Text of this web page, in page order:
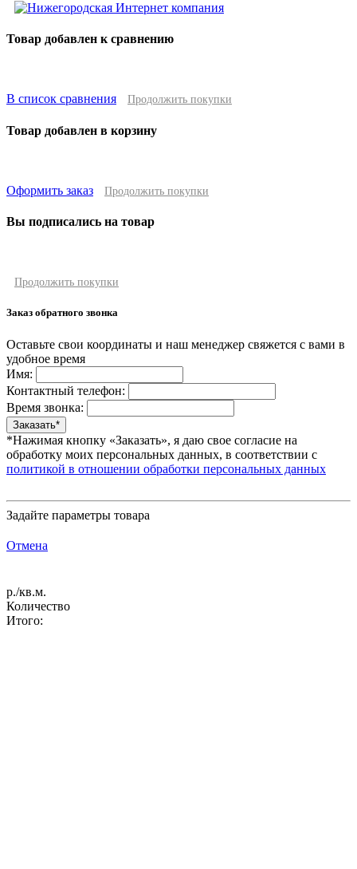
Товар добавлен к сравнению
В список сравнения Продолжить покупки
Товар добавлен в корзину
Оформить заказ Продолжить покупки
Вы подписались на товар
Продолжить покупки
Заказ обратного звонка
Оставьте свои координаты и наш менеджер свяжется с вами в
удобное время
Имя:
Контактный телефон:
Время звонка:
*Нажимая кнопку «Заказать», я даю свое согласие на
обработку моих персональных данных, в соответствии с
политикой в отношении обработки персональных данных
Задайте параметры товара
Отмена
р./кв.м.
Количество
Итого: